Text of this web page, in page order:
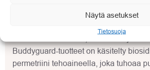
Näytä asetukset
Tietosuoja
Buddyguard-tuotteet on käsitelty
permetriini tehoaineella, joka tuhoaa